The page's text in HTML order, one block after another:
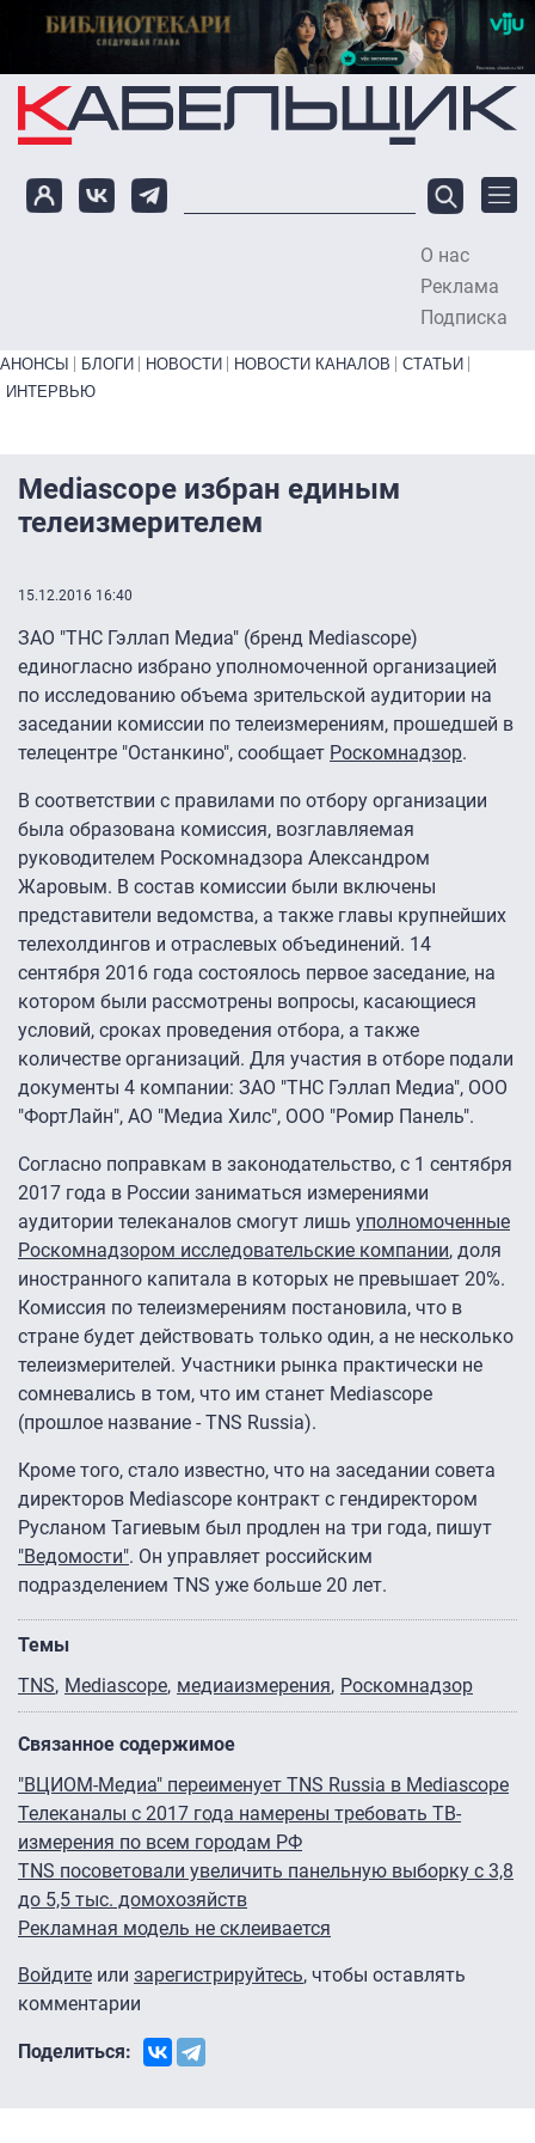
Перейти к основному содержанию
О нас
Реклама
Подписка
Primary links bottom
АНОНСЫ БЛОГИ НОВОСТИ НОВОСТИ КАНАЛОВ
СТАТЬИ
ИНТЕРВЬЮ
Mediascope избран единым
телеизмерителем
15.12.2016 16:40
ЗАО "ТНС Гэллап Медиа" (бренд Mediascope)
единогласно избрано уполномоченной организацией
по исследованию объема зрительской аудитории на
заседании комиссии по телеизмерениям, прошедшей в
телецентре "Останкино", сообщает Роскомнадзор.
В соответствии с правилами по отбору организации
была образована комиссия, возглавляемая
руководителем Роскомнадзора Александром
Жаровым. В состав комиссии были включены
представители ведомства, а также главы крупнейших
телехолдингов и отраслевых объединений. 14
сентября 2016 года состоялось первое заседание, на
котором были рассмотрены вопросы, касающиеся
условий, сроках проведения отбора, а также
количестве организаций. Для участия в отборе подали
документы 4 компании: ЗАО "ТНС Гэллап Медиа", ООО
"ФортЛайн", АО "Медиа Хилс", ООО "Ромир Панель".
Согласно поправкам в законодательство, с 1 сентября
2017 года в России заниматься измерениями
аудитории телеканалов смогут лишь уполномоченные
Роскомнадзором исследовательские компании, доля
иностранного капитала в которых не превышает 20%.
Комиссия по телеизмерениям постановила, что в
стране будет действовать только один, а не несколько
телеизмерителей. Участники рынка практически не
сомневались в том, что им станет Mediascope
(прошлое название - TNS Russia).
Кроме того, стало известно, что на заседании совета
директоров Mediascope контракт с гендиректором
Русланом Тагиевым был продлен на три года, пишут
"Ведомости". Он управляет российским
подразделением TNS уже больше 20 лет.
Темы
TNS Mediascope медиаизмерения Роскомнадзор
Связанное содержимое
"ВЦИОМ-Медиа" переименует TNS Russia в Mediascope
Телеканалы с 2017 года намерены требовать ТВ-
измерения по всем городам РФ
TNS посоветовали увеличить панельную выборку с 3,8
до 5,5 тыс. домохозяйств
Рекламная модель не склеивается
Войдите или зарегистрируйтесь, чтобы оставлять
комментарии
Поделиться: